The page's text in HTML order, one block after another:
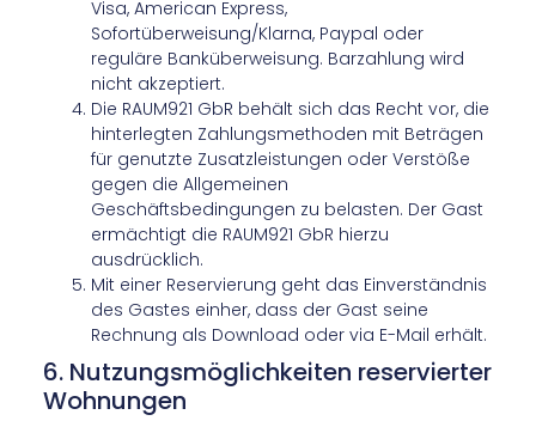
Visa, American Express,
Sofortüberweisung/Klarna, Paypal oder
reguläre Banküberweisung. Barzahlung wird
nicht akzeptiert.
Die RAUM921 GbR behält sich das Recht vor, die
hinterlegten Zahlungsmethoden mit Beträgen
für genutzte Zusatzleistungen oder Verstöße
gegen die Allgemeinen
Geschäftsbedingungen zu belasten. Der Gast
ermächtigt die RAUM921 GbR hierzu
ausdrücklich.
Mit einer Reservierung geht das Einverständnis
des Gastes einher, dass der Gast seine
Rechnung als Download oder via E-Mail erhält.
6. Nutzungsmöglichkeiten reservierter
Wohnungen